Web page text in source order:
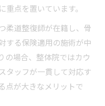
点を置いています。
柔道整復師が在籍し、骨
する保険適用の施術が中
の場合、整体院ではカウ
タッフが一貫して対応す
点が大きなメリットで